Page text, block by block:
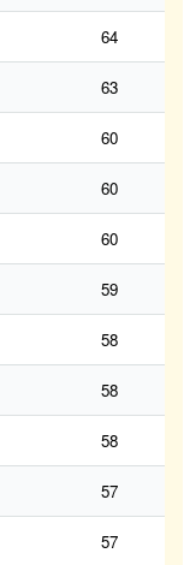
64
63
60
60
60
59
58
58
58
57
57